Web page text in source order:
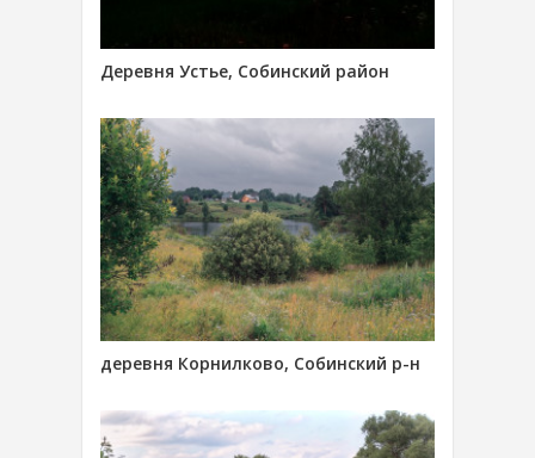
Деревня Устье, Собинский район
деревня Корнилково, Собинский р-н